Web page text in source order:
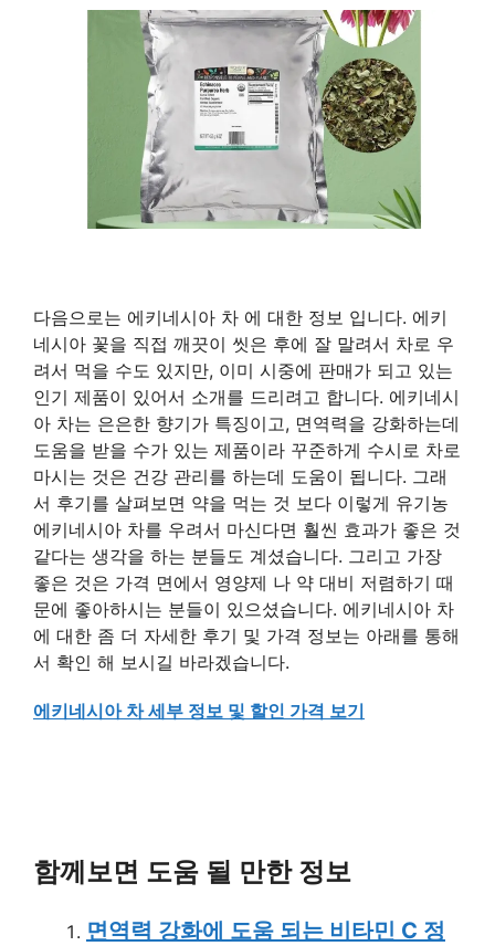
다음으로는 에키네시아 차 에 대한 정보 입니다. 에키
네시아 꽃을 직접 깨끗이 씻은 후에 잘 말려서 차로 우
려서 먹을 수도 있지만, 이미 시중에 판매가 되고 있는
인기 제품이 있어서 소개를 드리려고 합니다. 에키네시
아 차는 은은한 향기가 특징이고, 면역력을 강화하는데
도움을 받을 수가 있는 제품이라 꾸준하게 수시로 차로
마시는 것은 건강 관리를 하는데 도움이 됩니다. 그래
서 후기를 살펴보면 약을 먹는 것 보다 이렇게 유기농
에키네시아 차를 우려서 마신다면 훨씬 효과가 좋은 것
같다는 생각을 하는 분들도 계셨습니다. 그리고 가장
좋은 것은 가격 면에서 영양제 나 약 대비 저렴하기 때
문에 좋아하시는 분들이 있으셨습니다. 에키네시아 차
에 대한 좀 더 자세한 후기 및 가격 정보는 아래를 통해
서 확인 해 보시길 바라겠습니다.
에키네시아 차 세부 정보 및 할인 가격 보기
함께보면 도움 될 만한 정보
면역력 강화에 도움 되는 비타민 C 정